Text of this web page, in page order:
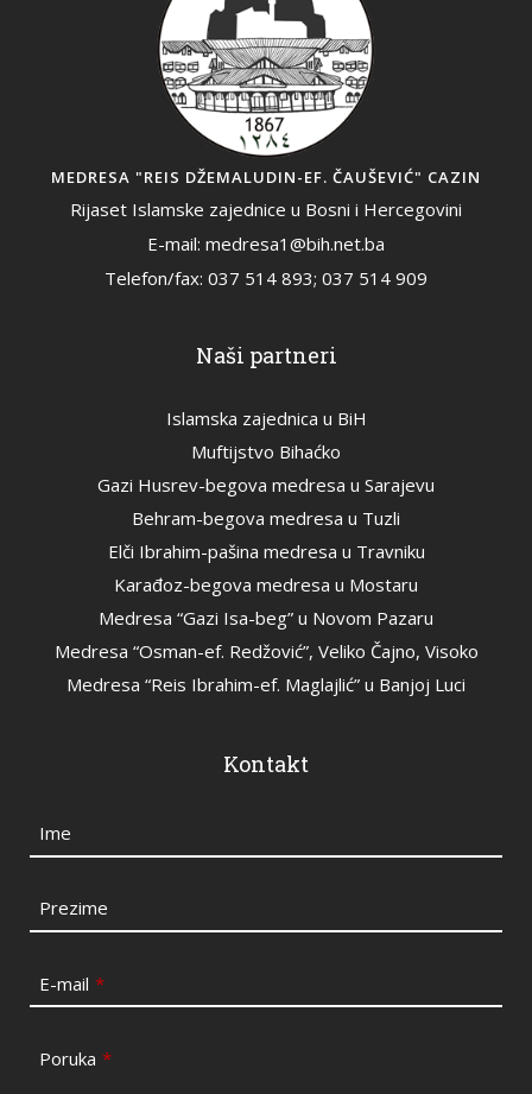
MEDRESA "REIS DŽEMALUDIN-EF. ČAUŠEVIĆ" CAZIN
Rijaset Islamske zajednice u Bosni i Hercegovini
E-mail: medresa1@bih.net.ba
Telefon/fax: 037 514 893; 037 514 909
Naši partneri
Islamska zajednica u BiH
Muftijstvo Bihaćko
Gazi Husrev-begova medresa u Sarajevu
Behram-begova medresa u Tuzli
Elči Ibrahim-pašina medresa u Travniku
Karađoz-begova medresa u Mostaru
Medresa “Gazi Isa-beg” u Novom Pazaru
Medresa “Osman-ef. Redžović”, Veliko Čajno, Visoko
Medresa “Reis Ibrahim-ef. Maglajlić” u Banjoj Luci
Kontakt
Ime
Prezime
E-mail *
Poruka *